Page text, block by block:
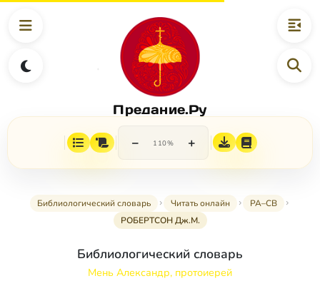
Предание.Ру
− 110% +
Библиологический словарь Читать онлайн
РА–СВ
РОБЕРТСОН Дж.М.
Библиологический словарь
Мень Александр, протоиерей